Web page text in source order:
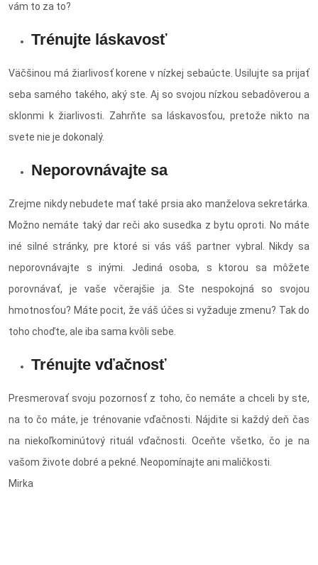
vám to za to?
Trénujte láskavosť
Väčšinou má žiarlivosť korene v nízkej sebaúcte. Usilujte sa prijať
seba samého takého, aký ste. Aj so svojou nízkou sebadôverou a
sklonmi k žiarlivosti. Zahrňte sa láskavosťou, pretože nikto na
svete nie je dokonalý.
Neporovnávajte sa
Zrejme nikdy nebudete mať také prsia ako manželova sekretárka.
Možno nemáte taký dar reči ako susedka z bytu oproti. No máte
iné silné stránky, pre ktoré si vás váš partner vybral. Nikdy sa
neporovnávajte s inými. Jediná osoba, s ktorou sa môžete
porovnávať, je vaše včerajšie ja. Ste nespokojná so svojou
hmotnosťou? Máte pocit, že váš účes si vyžaduje zmenu? Tak do
toho choďte, ale iba sama kvôli sebe.
Trénujte vďačnosť
Presmerovať svoju pozornosť z toho, čo nemáte a chceli by ste,
na to čo máte, je trénovanie vďačnosti. Nájdite si každý deň čas
na niekoľkominútový rituál vďačnosti. Oceňte všetko, čo je na
vašom živote dobré a pekné. Neopomínajte ani maličkosti.
Mirka